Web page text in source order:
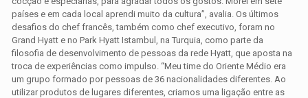
países e em cada local aprendi muito da cultura”, avalia. Os últimos
desafios do chef francês, também como chef executivo, foram no
Grand Hyatt e no Park Hyatt Istambul, na Turquia, como parte da
filosofia de desenvolvimento de pessoas da rede Hyatt, que aposta na
troca de experiências como impulso. “Meu time do Oriente Médio era
um grupo formado por pessoas de 36 nacionalidades diferentes. Ao
utilizar produtos de lugares diferentes, criamos uma ligação entre as